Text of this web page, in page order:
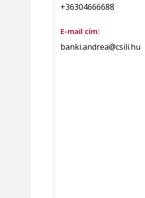
+36304666688
E-mail cím:
banki.andrea@csili.hu